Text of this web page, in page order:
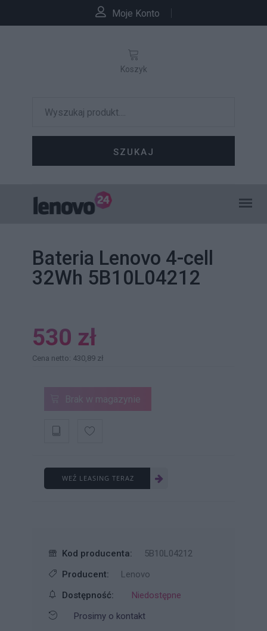
Moje Konto
SZUKAJ
Koszyk
Bateria Lenovo 4-cell
32Wh 5B10L04212
530 zł
Cena netto: 430,89 zł
Brak w magazynie
WEŹ LEASING TERAZ
Kod producenta:
5B10L04212
Producent:
Lenovo
Dostępność:
Niedostępne
Prosimy o kontakt